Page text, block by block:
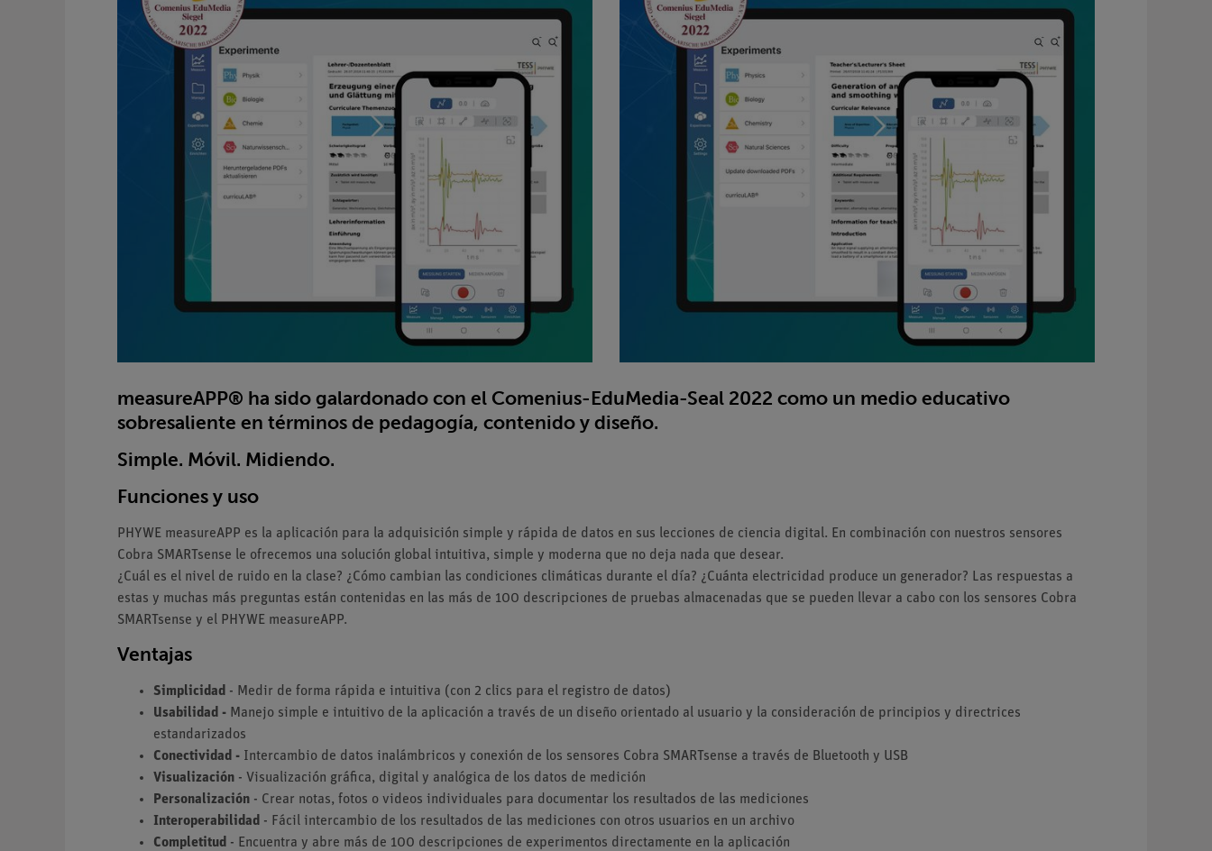
measureAPP® ha sido galardonado con el Comenius-EduMedia-Seal 2022 como un medio educativo
sobresaliente en términos de pedagogía, contenido y diseño.
Simple. Móvil. Midiendo.
Funciones y uso
PHYWE measureAPP es la aplicación para la adquisición simple y rápida de datos en sus lecciones de ciencia digital. En combinación con nuestros sensores
Cobra SMARTsense le ofrecemos una solución global intuitiva, simple y moderna que no deja nada que desear.
¿Cuál es el nivel de ruido en la clase? ¿Cómo cambian las condiciones climáticas durante el día? ¿Cuánta electricidad produce un generador? Las respuestas a
estas y muchas más preguntas están contenidas en las más de 100 descripciones de pruebas almacenadas que se pueden llevar a cabo con los sensores Cobra
SMARTsense y el PHYWE measureAPP.
Ventajas
Simplicidad - Medir de forma rápida e intuitiva (con 2 clics para el registro de datos)
Usabilidad - Manejo simple e intuitivo de la aplicación a través de un diseño orientado al usuario y la consideración de principios y directrices
estandarizados
Conectividad - Intercambio de datos inalámbricos y conexión de los sensores Cobra SMARTsense a través de Bluetooth y USB
Visualización - Visualización gráfica, digital y analógica de los datos de medición
Personalización - Crear notas, fotos o videos individuales para documentar los resultados de las mediciones
Interoperabilidad - Fácil intercambio de los resultados de las mediciones con otros usuarios en un archivo
Completitud - Encuentra y abre más de 100 descripciones de experimentos directamente en la aplicación